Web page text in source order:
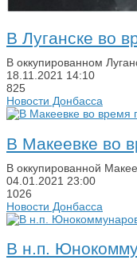
В Луганске во
В оккупированном
18.11.2021 14:10
825
Новости Донбасса
В Макеевке во
В оккупированной
04.01.2021 23:00
1026
Новости Донбасса
В н.п.